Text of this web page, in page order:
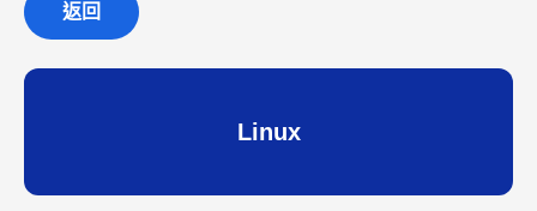
返回
Linux